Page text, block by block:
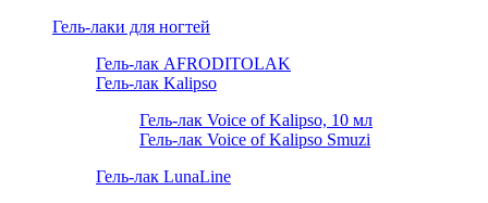
Гель-лаки для ногтей
Гель-лак AFRODITOLAK
Гель-лак Kalipso
Гель-лак Voice of Kalipso, 10 мл
Гель-лак Voice of Kalipso Smuzi
Гель-лак LunaLine